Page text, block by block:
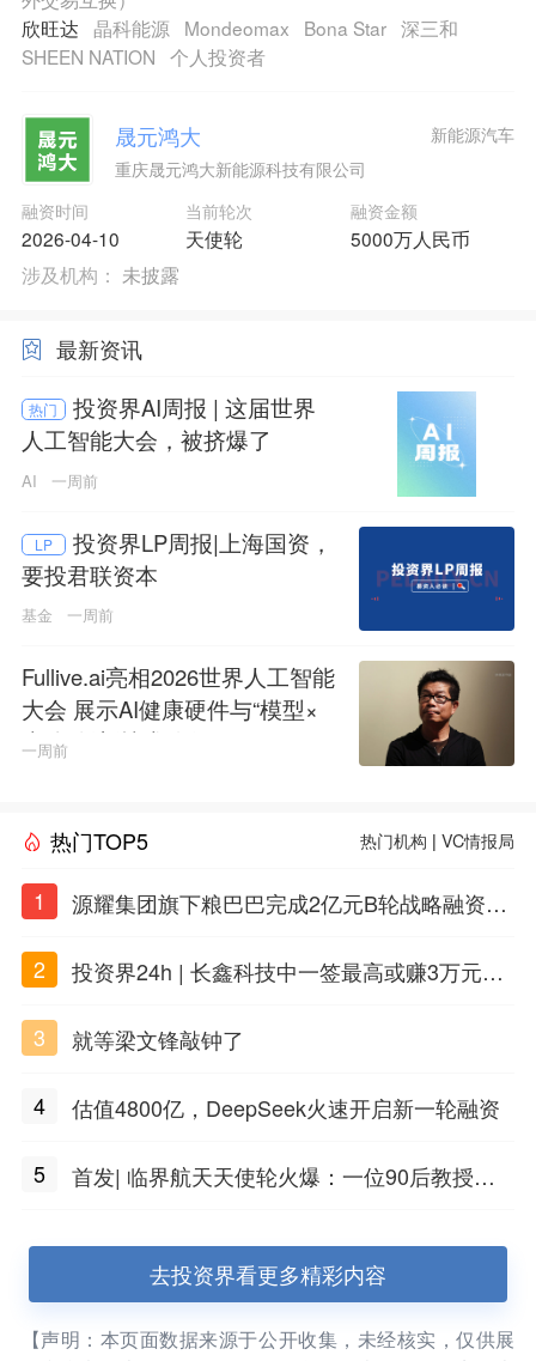
欣旺达
晶科能源 Mondeomax Bona Star 深三和
SHEEN NATION 个人投资者
晟元鸿大
重庆晟元鸿大新能源科技有限公司
融资时间
2026-04-10
当前轮次
天使轮
融资金额
5000万人民币
新能源汽车
涉及机构： 未披露
最新资讯
热门
投资界AI周报 | 这届世界
人工智能大会，被挤爆了
AI 一周前
LP
投资界LP周报|上海国资，
要投君联资本
基金 一周前
Fullive.ai亮相2026世界人工智能
大会 展示AI健康硬件与“模型×
本体”创新技术路径
一周前
热门TOP5 热门机构 |VC情报局
1
源耀集团旗下粮巴巴完成2亿元B轮战略融资，
2
投资界24h | 长鑫科技中一签最高或赚3万元；
兴质新域基金
3 就等梁文锋敲钟了
4 估值4800亿，DeepSeek火速开启新一轮融资
5
首发| 临界航天天使轮火爆：一位90后教授用A
去投资界看更多精彩内容
【声明：本页面数据来源于公开收集，未经核实，仅供展